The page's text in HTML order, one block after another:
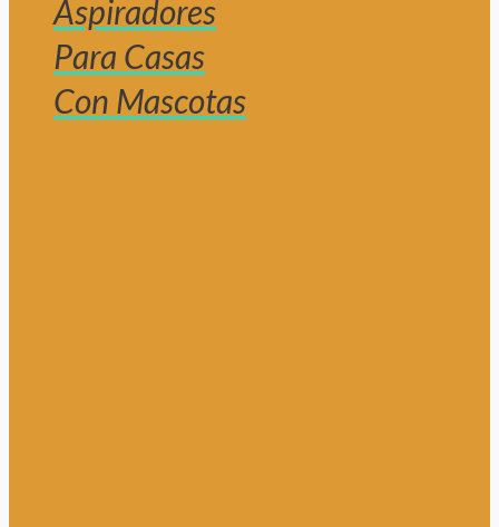
Aspiradores
Para Casas
Con Mascotas